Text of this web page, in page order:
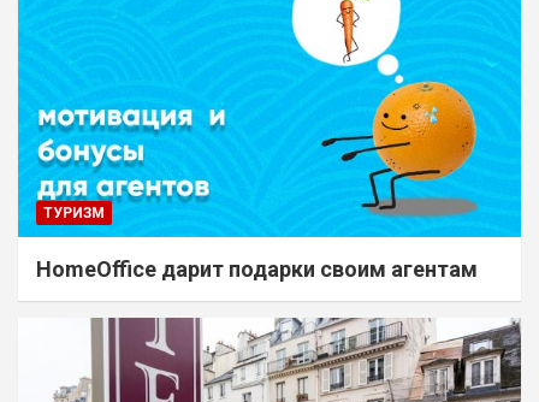
ТУРИЗМ
HomeOffice дарит подарки своим агентам